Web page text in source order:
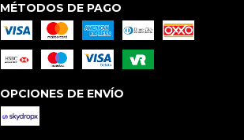
MÉTODOS DE PAGO
OPCIONES DE ENVÍO